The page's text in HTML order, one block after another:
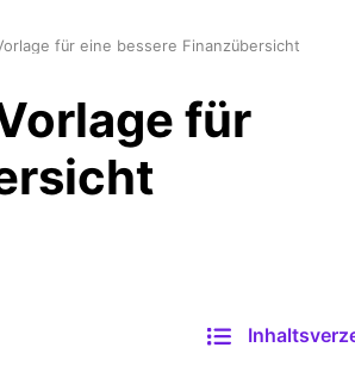
für eine bessere Finanzübersicht
für